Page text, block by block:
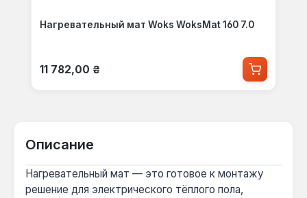
Нагревательный мат Woks WoksMat 160 7.0
Обычная цена:
11 782,00 ₴
Описание
Нагревательный мат — это готовое к монтажу
решение для электрического тёплого пола,